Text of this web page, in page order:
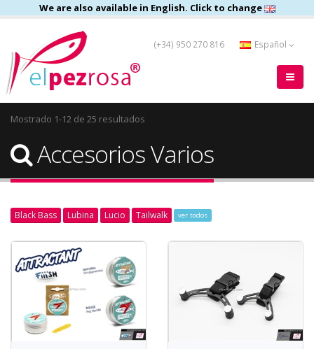
We are also available in English. Click to change
(+34) 950 270 816 Español
Mostrado 1-12 de 25 resultados
Accesorios Varios
Black Bass Lubina Lucio Tailwalk ver todos